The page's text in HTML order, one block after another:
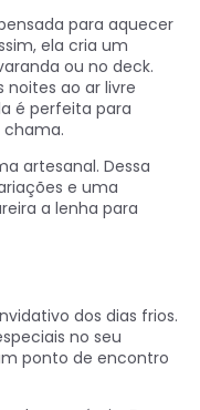
para aquecer
ela cria um
ou no deck.
noites ao ar livre
é perfeita para
chama.
artesanal. Dessa
e uma
a lenha para
dos dias frios.
no seu
ponto de encontro